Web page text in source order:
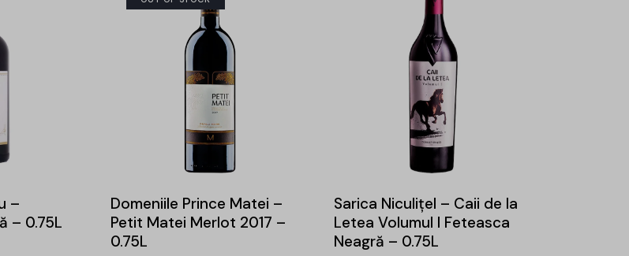
–
– 0.75L
Domeniile Prince Matei –
Petit Matei Merlot 2017 –
0.75L
Sarica Niculițel – Caii de la
Letea Volumul I Feteasca
Neagră – 0.75L